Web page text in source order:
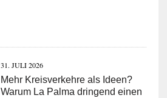
31. JULI 2026
Mehr Kreisverkehre als Ideen?
Warum La Palma dringend einen